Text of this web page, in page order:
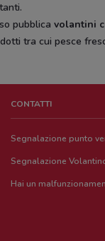
pubblicavolantini
tra cui pesce
CONTATTI
Segnalazione punto
Segnalazione
Hai un